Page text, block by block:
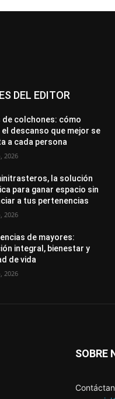
DEL EDITOR
de colchones: cómo
el descanso que mejor se
a cada persona
2026
la solución
para ganar espacio sin
a tus pertenencias
2026
de mayores:
integral, bienestar y
de vida
2026
SOBRE